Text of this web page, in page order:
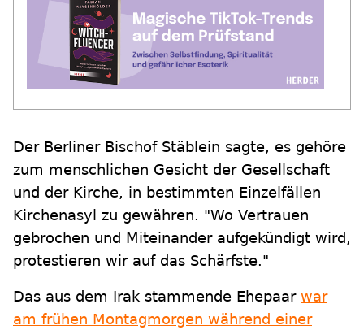
Der Berliner Bischof Stäblein sagte, es gehöre
zum menschlichen Gesicht der Gesellschaft
und der Kirche, in bestimmten Einzelfällen
Kirchenasyl zu gewähren. "Wo Vertrauen
gebrochen und Miteinander aufgekündigt wird,
protestieren wir auf das Schärfste."
Das aus dem Irak stammende Ehepaar war
am frühen Montagmorgen während einer